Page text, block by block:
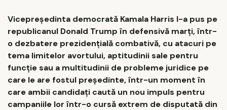
Vicepreşedinta democrată Kamala Harris l-a pus pe
republicanul Donald Trump în defensivă marţi, într-
o dezbatere prezidenţială combativă, cu atacuri pe
tema limitelor avortului, aptitudinii sale pentru
funcţie sau a multitudinii de probleme juridice pe
care le are fostul preşedinte, într-un moment în
care ambii candidaţi caută un nou impuls pentru
campaniile lor într-o cursă extrem de disputată din